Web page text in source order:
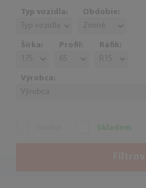
Typ vozidla: Obdobie:
Šírka: Profil: Ráfik:
Výrobca:
Skladom